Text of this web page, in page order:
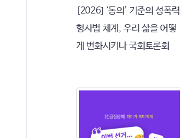
[2026] ‘동의’ 기준의 성폭력
형사법 체계, 우리 삶을 어떻
게 변화시키나 국회토론회